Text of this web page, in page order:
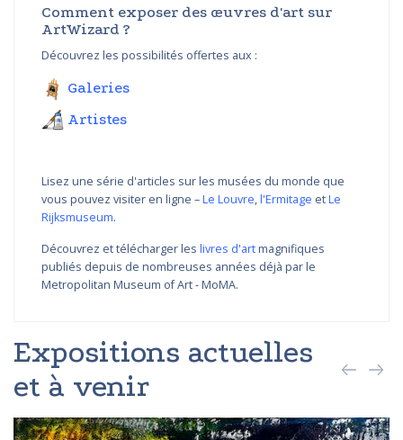
Comment exposer des œuvres d'art sur
ArtWizard ?
Découvrez les possibilités offertes aux :
Galeries
Artistes
Lisez une série d'articles sur les musées du monde que
vous pouvez visiter en ligne –Le Louvre,l'Ermitage etLe
Rijksmuseum.
Découvrez et télécharger les livres d'artmagnifiques
publiés depuis de nombreuses années déjà par le
Metropolitan Museum of Art - MoMA.
Expositions actuelles
et à venir